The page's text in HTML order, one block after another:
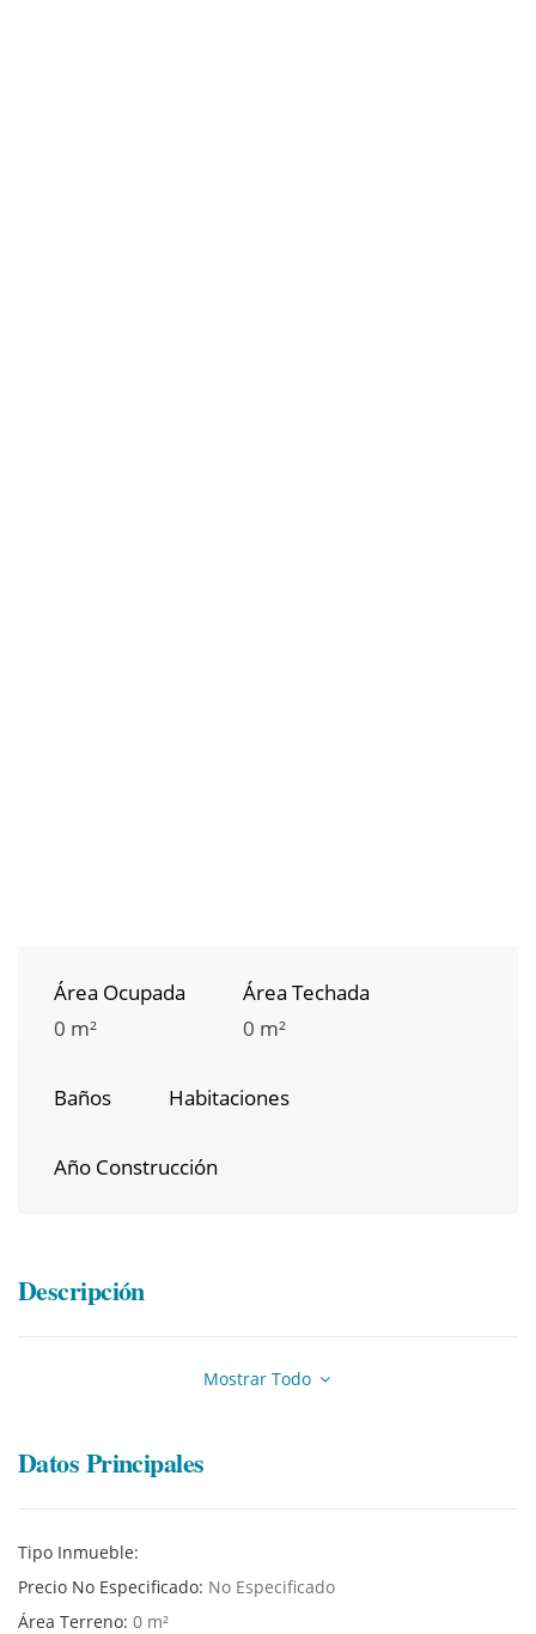
Área Ocupada
0 m²
Área Techada
0 m²
Baños Habitaciones
Año Construcción
Descripción
Mostrar Todo
Datos Principales
Tipo Inmueble:
Precio No Especificado: No Especificado
Área Terreno: 0 m²